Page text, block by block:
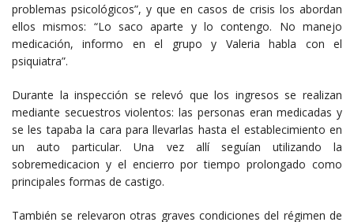
problemas psicológicos”, y que en casos de crisis los abordan
ellos mismos: “Lo saco aparte y lo contengo. No manejo
medicación, informo en el grupo y Valeria habla con el
psiquiatra”.
Durante la inspección se relevó que los ingresos se realizan
mediante secuestros violentos: las personas eran medicadas y
se les tapaba la cara para llevarlas hasta el establecimiento en
un auto particular. Una vez allí seguían utilizando la
sobremedicacion y el encierro por tiempo prolongado como
principales formas de castigo.
También se relevaron otras graves condiciones del régimen de